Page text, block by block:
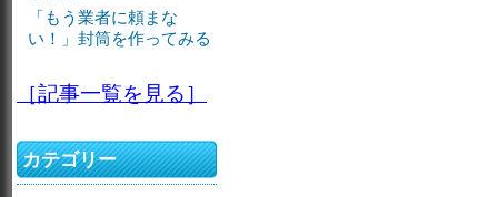
「もう業者に頼まな
い！」封筒を作ってみる
［記事一覧を見る］
カテゴリー